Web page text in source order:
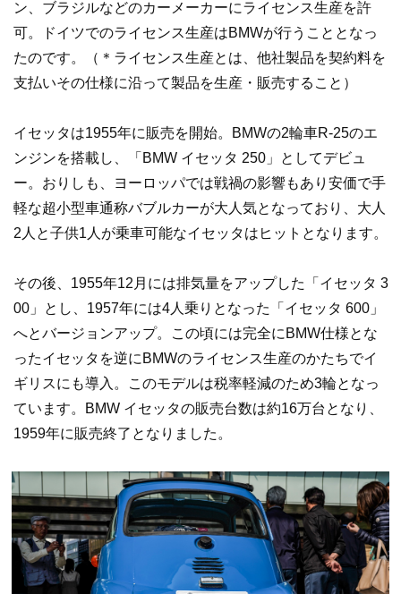
ン、ブラジルなどのカーメーカーにライセンス生産を許
可。ドイツでのライセンス生産はBMWが行うこととなっ
たのです。（＊ライセンス生産とは、他社製品を契約料を
支払いその仕様に沿って製品を生産・販売すること）
イセッタは1955年に販売を開始。BMWの2輪車R-25のエ
ンジンを搭載し、「BMW イセッタ 250」としてデビュ
ー。おりしも、ヨーロッパでは戦禍の影響もあり安価で手
軽な超小型車通称バブルカーが大人気となっており、大人
2人と子供1人が乗車可能なイセッタはヒットとなります。
その後、1955年12月には排気量をアップした「イセッタ 3
00」とし、1957年には4人乗りとなった「イセッタ 600」
へとバージョンアップ。この頃には完全にBMW仕様とな
ったイセッタを逆にBMWのライセンス生産のかたちでイ
ギリスにも導入。このモデルは税率軽減のため3輪となっ
ています。BMW イセッタの販売台数は約16万台となり、
1959年に販売終了となりました。